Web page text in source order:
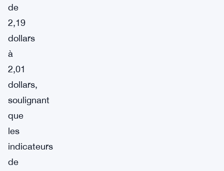
de
2,19
dollars
à
2,01
dollars,
soulignant
que
les
indicateurs
de